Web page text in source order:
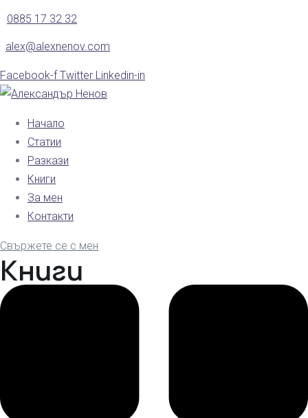
0885 17 32 32
alex@alexnenov.com
Facebook-f Twitter Linkedin-in
Начало
Статии
Разкази
Книги
За мен
Контакти
Свържете се с мен
Книги